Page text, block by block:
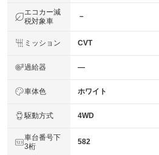
エコカー減
税対象車
－
ミッション CVT
過給器 ―
車体色 ホワイト
駆動方式 4WD
車台番号下
3桁
582